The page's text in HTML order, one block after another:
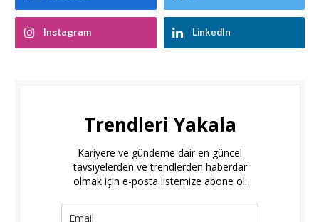
Instagram LinkedIn
Trendleri Yakala
Kariyere ve gündeme dair en güncel
tavsiyelerden ve trendlerden haberdar
olmak için e-posta listemize abone ol.